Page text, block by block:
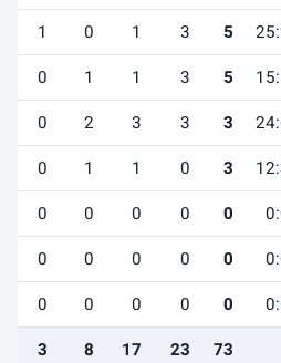
5
3
1
0
1
5
3
1
1
0
3
3
3
2
0
3
0
1
1
0
0
0
0
0
0
0
0
0
0
0
0
0
0
0
0
73
23
17
8
3